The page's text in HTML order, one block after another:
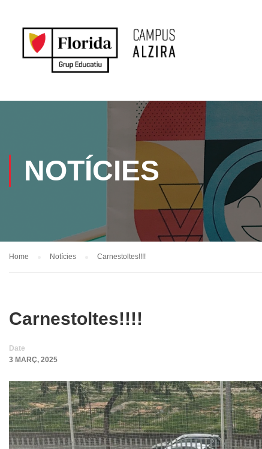
NOTÍCIES
Home Notícies Carnestoltes!!!!
Carnestoltes!!!!
Date
3 MARÇ, 2025